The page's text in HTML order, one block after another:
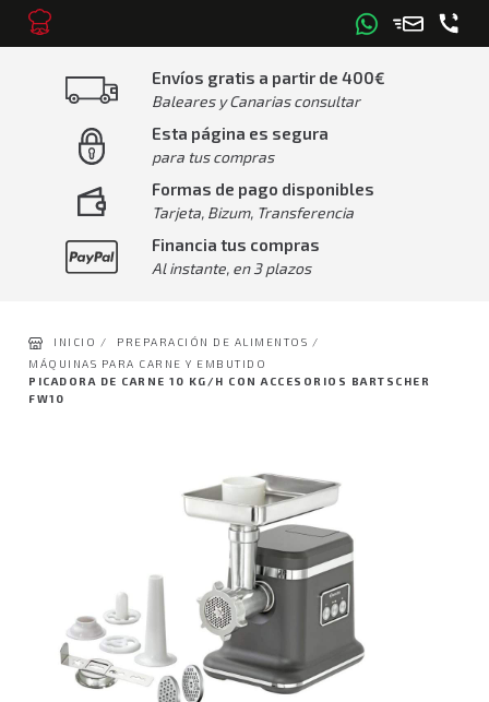
Envíos gratis a partir de 400€
Baleares y Canarias consultar
Esta página es segura
para tus compras
Formas de pago disponibles
Tarjeta, Bizum, Transferencia
Financia tus compras
Al instante, en 3 plazos
INICIO /
PREPARACIÓN DE ALIMENTOS /
MÁQUINAS PARA CARNE Y EMBUTIDO
PICADORA DE CARNE 10 KG/H CON ACCESORIOS BARTSCHER
FW10